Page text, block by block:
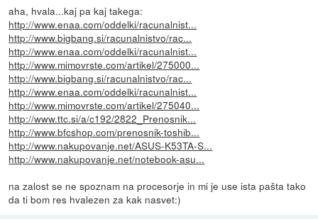
aha, hvala...kaj pa kaj takega:
http://www.enaa.com/oddelki/racunalnist...
http://www.bigbang.si/racunalnistvo/rac...
http://www.enaa.com/oddelki/racunalnist...
http://www.mimovrste.com/artikel/275000...
http://www.bigbang.si/racunalnistvo/rac...
http://www.enaa.com/oddelki/racunalnist...
http://www.mimovrste.com/artikel/275040...
http://www.ttc.si/a/c192/2822_Prenosnik...
http://www.bfcshop.com/prenosnik-toshib...
http://www.nakupovanje.net/ASUS-K53TA-S...
http://www.nakupovanje.net/notebook-asu...
na zalost se ne spoznam na procesorje in mi je use ista pašta tako
da ti bom res hvalezen za kak nasvet:)